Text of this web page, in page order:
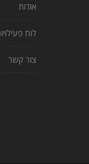
אודות
לוח
צור קשר